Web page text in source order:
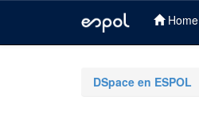
Home
DSpace en ESPOL